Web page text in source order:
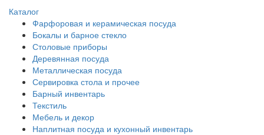
Каталог
Фарфоровая и керамическая посуда
Бокалы и барное стекло
Столовые приборы
Деревянная посуда
Металлическая посуда
Сервировка стола и прочее
Барный инвентарь
Текстиль
Мебель и декор
Наплитная посуда и кухонный инвентарь